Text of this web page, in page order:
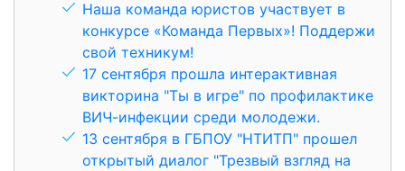
Наша команда юристов участвует в
конкурсе «Команда Первых»! Поддержи
свой техникум!
17 сентября прошла интерактивная
викторина "Ты в игре" по профилактике
ВИЧ-инфекции среди молодежи.
13 сентября в ГБПОУ "НТИТП" прошел
открытый диалог "Трезвый взгляд на